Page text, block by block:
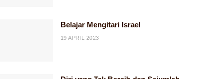
Belajar Mengitari Israel
19 APRIL 2023